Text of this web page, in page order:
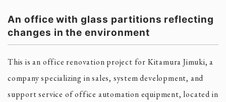
An office with glass partitions reflecting
changes in the environment
This is an office renovation project for Kitamura Jimuki, a
company specializing in sales, system development, and
support service of office automation equipment, located in